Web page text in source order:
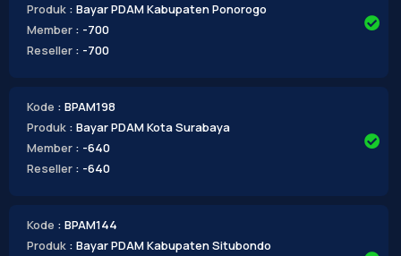
Produk : Bayar PDAM Kabupaten Ponorogo
Member : -700
Reseller : -700
Kode : BPAM198
Produk : Bayar PDAM Kota Surabaya
Member : -640
Reseller : -640
Kode : BPAM144
Produk : Bayar PDAM Kabupaten Situbondo